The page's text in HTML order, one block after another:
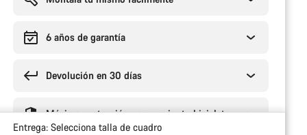
6 años de garantía
Devolución en 30 días
Máxima protección para enviar tu bicicleta
Entrega: Selecciona talla de cuadro